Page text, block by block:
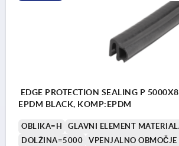
EDGE PROTECTION SEALING P
EPDM BLACK, KOMP:EPDM
OBLIKA=H
GLAVNI ELEMENT
DOLŽINA=5000
VPENJALNO